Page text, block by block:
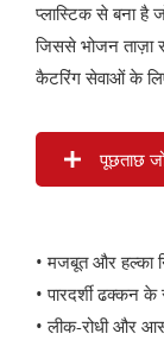
प्लास्टिक से बना है
जिससे भोजन ताज़ा
कैटरिंग सेवाओं के
पूछताछ
• मजबूत और हल्का
• पारदर्शी ढक्कन
• लीक-रोधी और